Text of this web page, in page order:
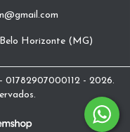
Horizonte (MG)
- 2026.